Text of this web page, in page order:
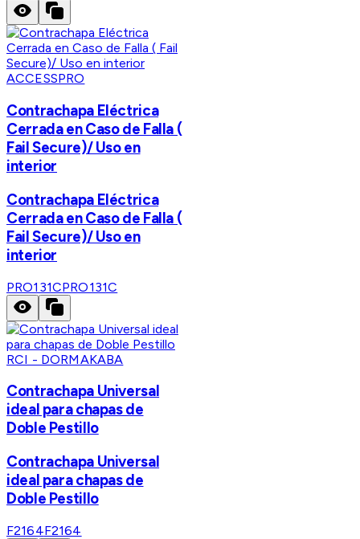
ACCESSPRO
Contrachapa Eléctrica
Cerrada en Caso de Falla (
Fail Secure)/ Uso en
interior
Contrachapa Eléctrica
Cerrada en Caso de Falla (
Fail Secure)/ Uso en
interior
PRO131CPRO131C
RCI - DORMAKABA
Contrachapa Universal
ideal para chapas de
Doble Pestillo
Contrachapa Universal
ideal para chapas de
Doble Pestillo
F2164F2164